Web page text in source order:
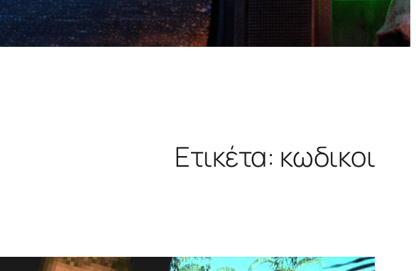
Ετικέτα: κωδικοι